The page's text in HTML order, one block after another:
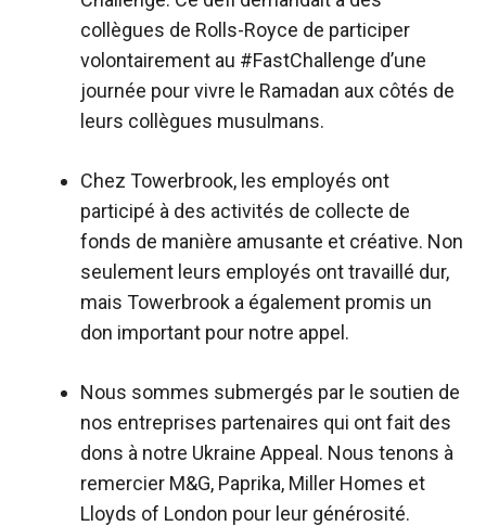
collègues de Rolls-Royce de participer
volontairement au #FastChallenge d’une
journée pour vivre le Ramadan aux côtés de
leurs collègues musulmans.
Chez Towerbrook, les employés ont
participé à des activités de collecte de
fonds de manière amusante et créative. Non
seulement leurs employés ont travaillé dur,
mais Towerbrook a également promis un
don important pour notre appel.
Nous sommes submergés par le soutien de
nos entreprises partenaires qui ont fait des
dons à notre Ukraine Appeal. Nous tenons à
remercier M&G, Paprika, Miller Homes et
Lloyds of London pour leur générosité.